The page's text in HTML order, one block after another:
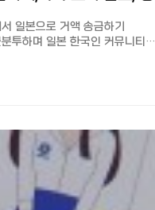
로 송금이 가능합니다.
기: https://jp.coinshot.org/
국송금이 종료되었습니다.
으로 저렴하게 보낼 수 있습
느 곳보다 수수료가 저렴합니
하여 보내면 메일로 승인 연락
신분 인증하라는 연락이 옵
야 하는 부분이지만, 받는 분이
진만 메일로 보내주면 처리해
다. (2024년 1월 3일 기준)
되어 약 940,380원 (이하
받으면 초회 무료)
이 차감되어 약 2,500엔
. 아래 링크를 통해서 가입하시
만엔까지 무료로 송금할 수
득↓
드 패밀리 송금의 사용법과
카드를 휴대폰으로 찍어 간편
일본으로 거액 송금하기
하며 일본 한국인 커뮤니티
의 주요 테마입니다. 보통 일본
하면 좋을지에 대한 질문이
매하신분계신가요? 저는 현재
예정인데 원화를 엔화로 한꺼번
나누어서 보내는 방법이 있지
것으로 알고있습니다.